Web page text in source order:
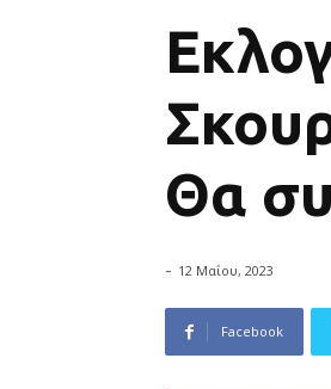
Θα
- 12 Μαΐου, 2023
Facebook